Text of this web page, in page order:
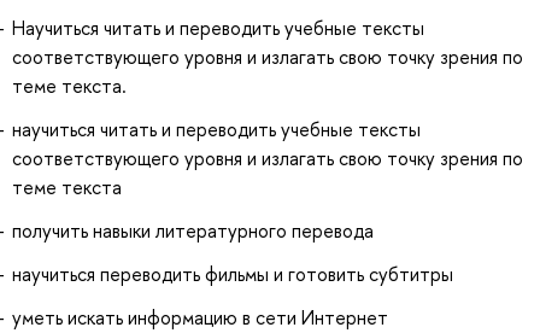
Научиться читать и переводить учебные тексты
соответствующего уровня и излагать свою точку зрения по
теме текста.
научиться читать и переводить учебные тексты
соответствующего уровня и излагать свою точку зрения по
теме текста
получить навыки литературного перевода
научиться переводить фильмы и готовить субтитры
уметь искать информацию в сети Интернет